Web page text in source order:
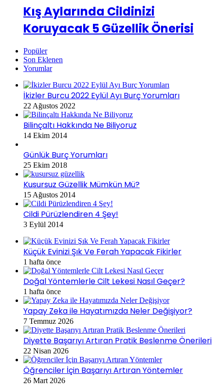
Kış Aylarında Cildinizi
Koruyacak 5 Güzellik Önerisi
Popüler
Son Eklenen
Yorumlar
İkizler Burcu 2022 Eylül Ayı Burç Yorumları
22 Ağustos 2022
Bilinçaltı Hakkında Ne Biliyoruz
14 Ekim 2014
Günlük Burç Yorumları
25 Ekim 2018
Kusursuz Güzellik Mümkün Mü?
15 Ağustos 2014
Cildi Pürüzlendiren 4 Şey!
3 Eylül 2014
Küçük Evinizi Şık Ve Ferah Yapacak Fikirler
1 hafta önce
Doğal Yöntemlerle Cilt Lekesi Nasıl Geçer?
1 hafta önce
Yapay Zeka ile Hayatımızda Neler Değişiyor?
7 Temmuz 2026
Diyette Başarıyı Artıran Pratik Beslenme Önerileri
22 Nisan 2026
Öğrenciler İçin Başarıyı Artıran Yöntemler
26 Mart 2026